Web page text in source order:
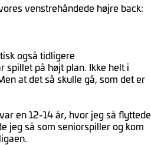
venstrehåndede højre back:
også tidligere
spillet på højt plan. Ikke helt i
at det så skulle gå, som det er
en 12-14 år, hvor jeg så flyttede
jeg så som seniorspiller og kom